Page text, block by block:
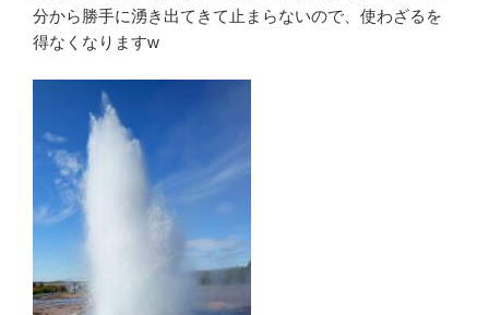
分から勝手に湧き出てきて止まらないので、使わざるを
得なくなりますw